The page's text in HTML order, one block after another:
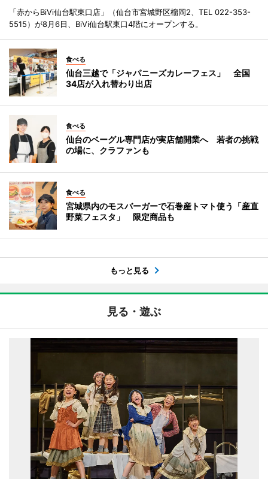
「赤からBiVi仙台駅東口店」（仙台市宮城野区榴岡2、TEL 022-353-
5515）が8月6日、BiVi仙台駅東口4階にオープンする。
食べる
仙台三越で「ジャパニーズカレーフェス」 全国
34店が入れ替わり出店
食べる
仙台のベーグル専門店が実店舗開業へ 若者の挑戦
の場に、クラファンも
食べる
宮城県内のモスバーガーで石巻産トマト使う「産直
野菜フェスタ」 限定商品も
もっと見る
見る・遊ぶ